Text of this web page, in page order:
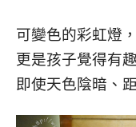
可變色的彩虹燈
更是孩子覺得有
即使天色陰暗、